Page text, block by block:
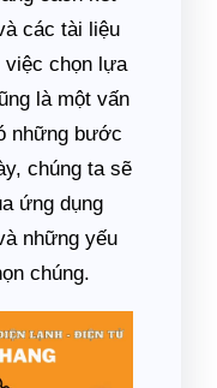
các tài liệu
việc chọn lựa
là một vấn
những bước
chúng ta sẽ
ứng dụng
những yếu
chúng.